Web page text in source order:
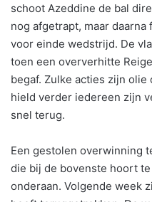
schoot Azeddine de bal
nog afgetrapt, maar
voor einde wedstrijd. De
toen een oververhitte
begaf. Zulke acties zijn
hield verder iedereen zijn
snel terug.
Een gestolen overwinning
die bij de bovenste hoort
onderaan. Volgende week